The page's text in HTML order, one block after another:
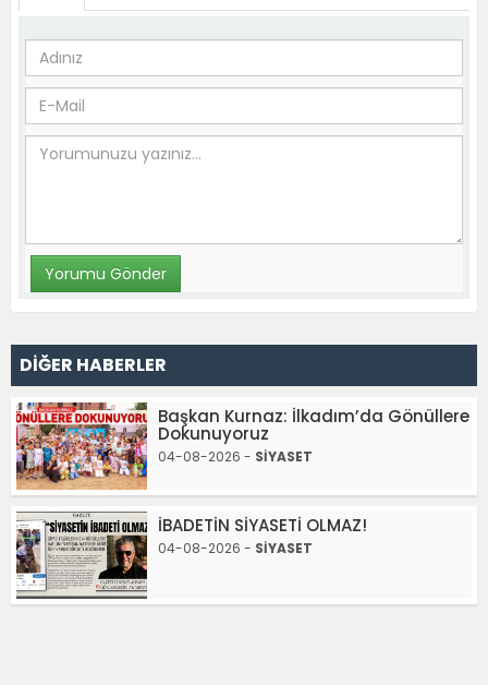
DİĞER HABERLER
Başkan Kurnaz: İlkadım’da Gönüllere
Dokunuyoruz
04-08-2026 - SİYASET
İBADETİN SİYASETİ OLMAZ!
04-08-2026 - SİYASET